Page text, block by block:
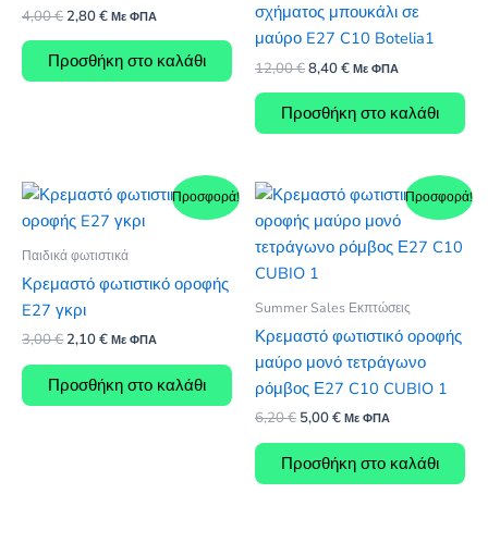
4,00€ Original
was:
4,00 €.
2,80€Η
είναι:
Με ΦΠΑ
Προσθήκη στο καλάθι
σχήματος μπουκάλι σε
μαύρο E27 C10 Botelia1
12,00€Original
was:
12,00 €.
8,40€Η
είναι:
Με ΦΠΑ
Προσθήκη στο καλάθι
Προσφορά!
Παιδικά φωτιστικά
Κρεμαστό φωτιστικό οροφής
E27 γκρι
3,00€ Original
was:
3,00 €.
2,10€Η
είναι:
2,10 €.
Με ΦΠΑ
Προσθήκη στο καλάθι
Προσφορά!
Summer Sales Εκπτώσεις
Κρεμαστό φωτιστικό οροφής
μαύρο μονό τετράγωνο
ρόμβος Ε27 C10 CUBIO 1
6,20€ Original
was:
6,20 €.
5,00€Η
είναι:
5,00 €.
Με ΦΠΑ
Προσθήκη στο καλάθι